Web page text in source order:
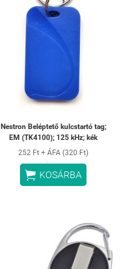
Nestron Beléptető kulcstartó tag;
EM (TK4100); 125 kHz; kék
252 Ft + ÁFA (320 Ft)
 KOSÁRBA